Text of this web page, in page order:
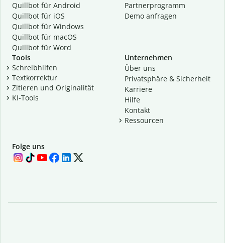
Quillbot für Android
Quillbot für iOS
Quillbot für Windows
Quillbot für macOS
Quillbot für Word
Partnerprogramm
Demo anfragen
Tools
Schreibhilfen
Textkorrektur
Zitieren und Originalität
KI-Tools
Unternehmen
Über uns
Privatsphäre & Sicherheit
Karriere
Hilfe
Kontakt
Ressourcen
Folge uns